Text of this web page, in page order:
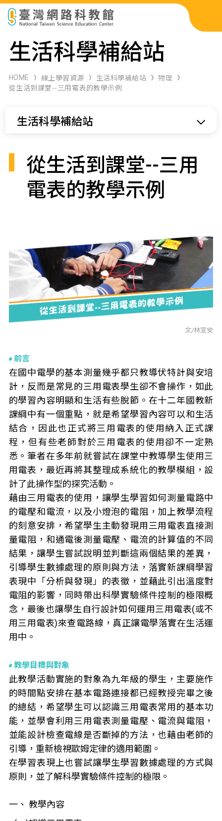
科展作品檢索
科學研習月刊
生活科學補給站
HOME 線上學習資源 生活科學補給站
物理
從生活到課堂--三用電表的教學示例
生活科學補給站
從生活到課堂--三用
電表的教學示例
文/林宣安
前言
在國中電學的基本測量幾乎都只教導伏特計與安培
計，反而是常見的三用電表學生卻不會操作，如此
的學習內容明顯和生活有些脫節。在十二年國教新
課綱中有一個重點，就是希望學習內容可以和生活
結合，因此也正式將三用電表的使用納入正式課
程，但有些老師對於三用電表的使用卻不一定熟
悉。筆者在多年前就嘗試在課堂中教導學生使用三
用電表，最近再將其整理成系統化的教學模組，設
計了此操作型的探究活動。
藉由三用電表的使用，讓學生學習如何測量電路中
的電壓和電流，以及小燈泡的電阻，加上教學流程
的刻意安排，希望學生主動發現用三用電表直接測
量電阻，和通電後測量電壓、電流的計算值的不同
結果，讓學生嘗試說明並判斷這兩個結果的差異，
引導學生數據處理的原則與方法，落實新課綱學習
表現中「分析與發現」的表徵，並藉此引出溫度對
電阻的影響，同時帶出科學實驗條件控制的極限概
念，最後也讓學生自行設計如何運用三用電表(或不
用三用電表)來查電路線，真正讓電學落實在生活運
用中。
教學目標與對象
此教學活動實施的對象為九年級的學生，主要施作
的時間點安排在基本電路連接都已經教授完畢之後
的總結，希望學生可以認識三用電表常用的基本功
能，並學會利用三用電表測量電壓、電流與電阻，
並能設計檢查電線是否斷掉的方法，也藉由老師的
引導，重新檢視歐姆定律的適用範圍。
在學習表現上也嘗試讓學生學習數據處理的方式與
原則，並了解科學實驗條件控制的極限。
一、 教學內容